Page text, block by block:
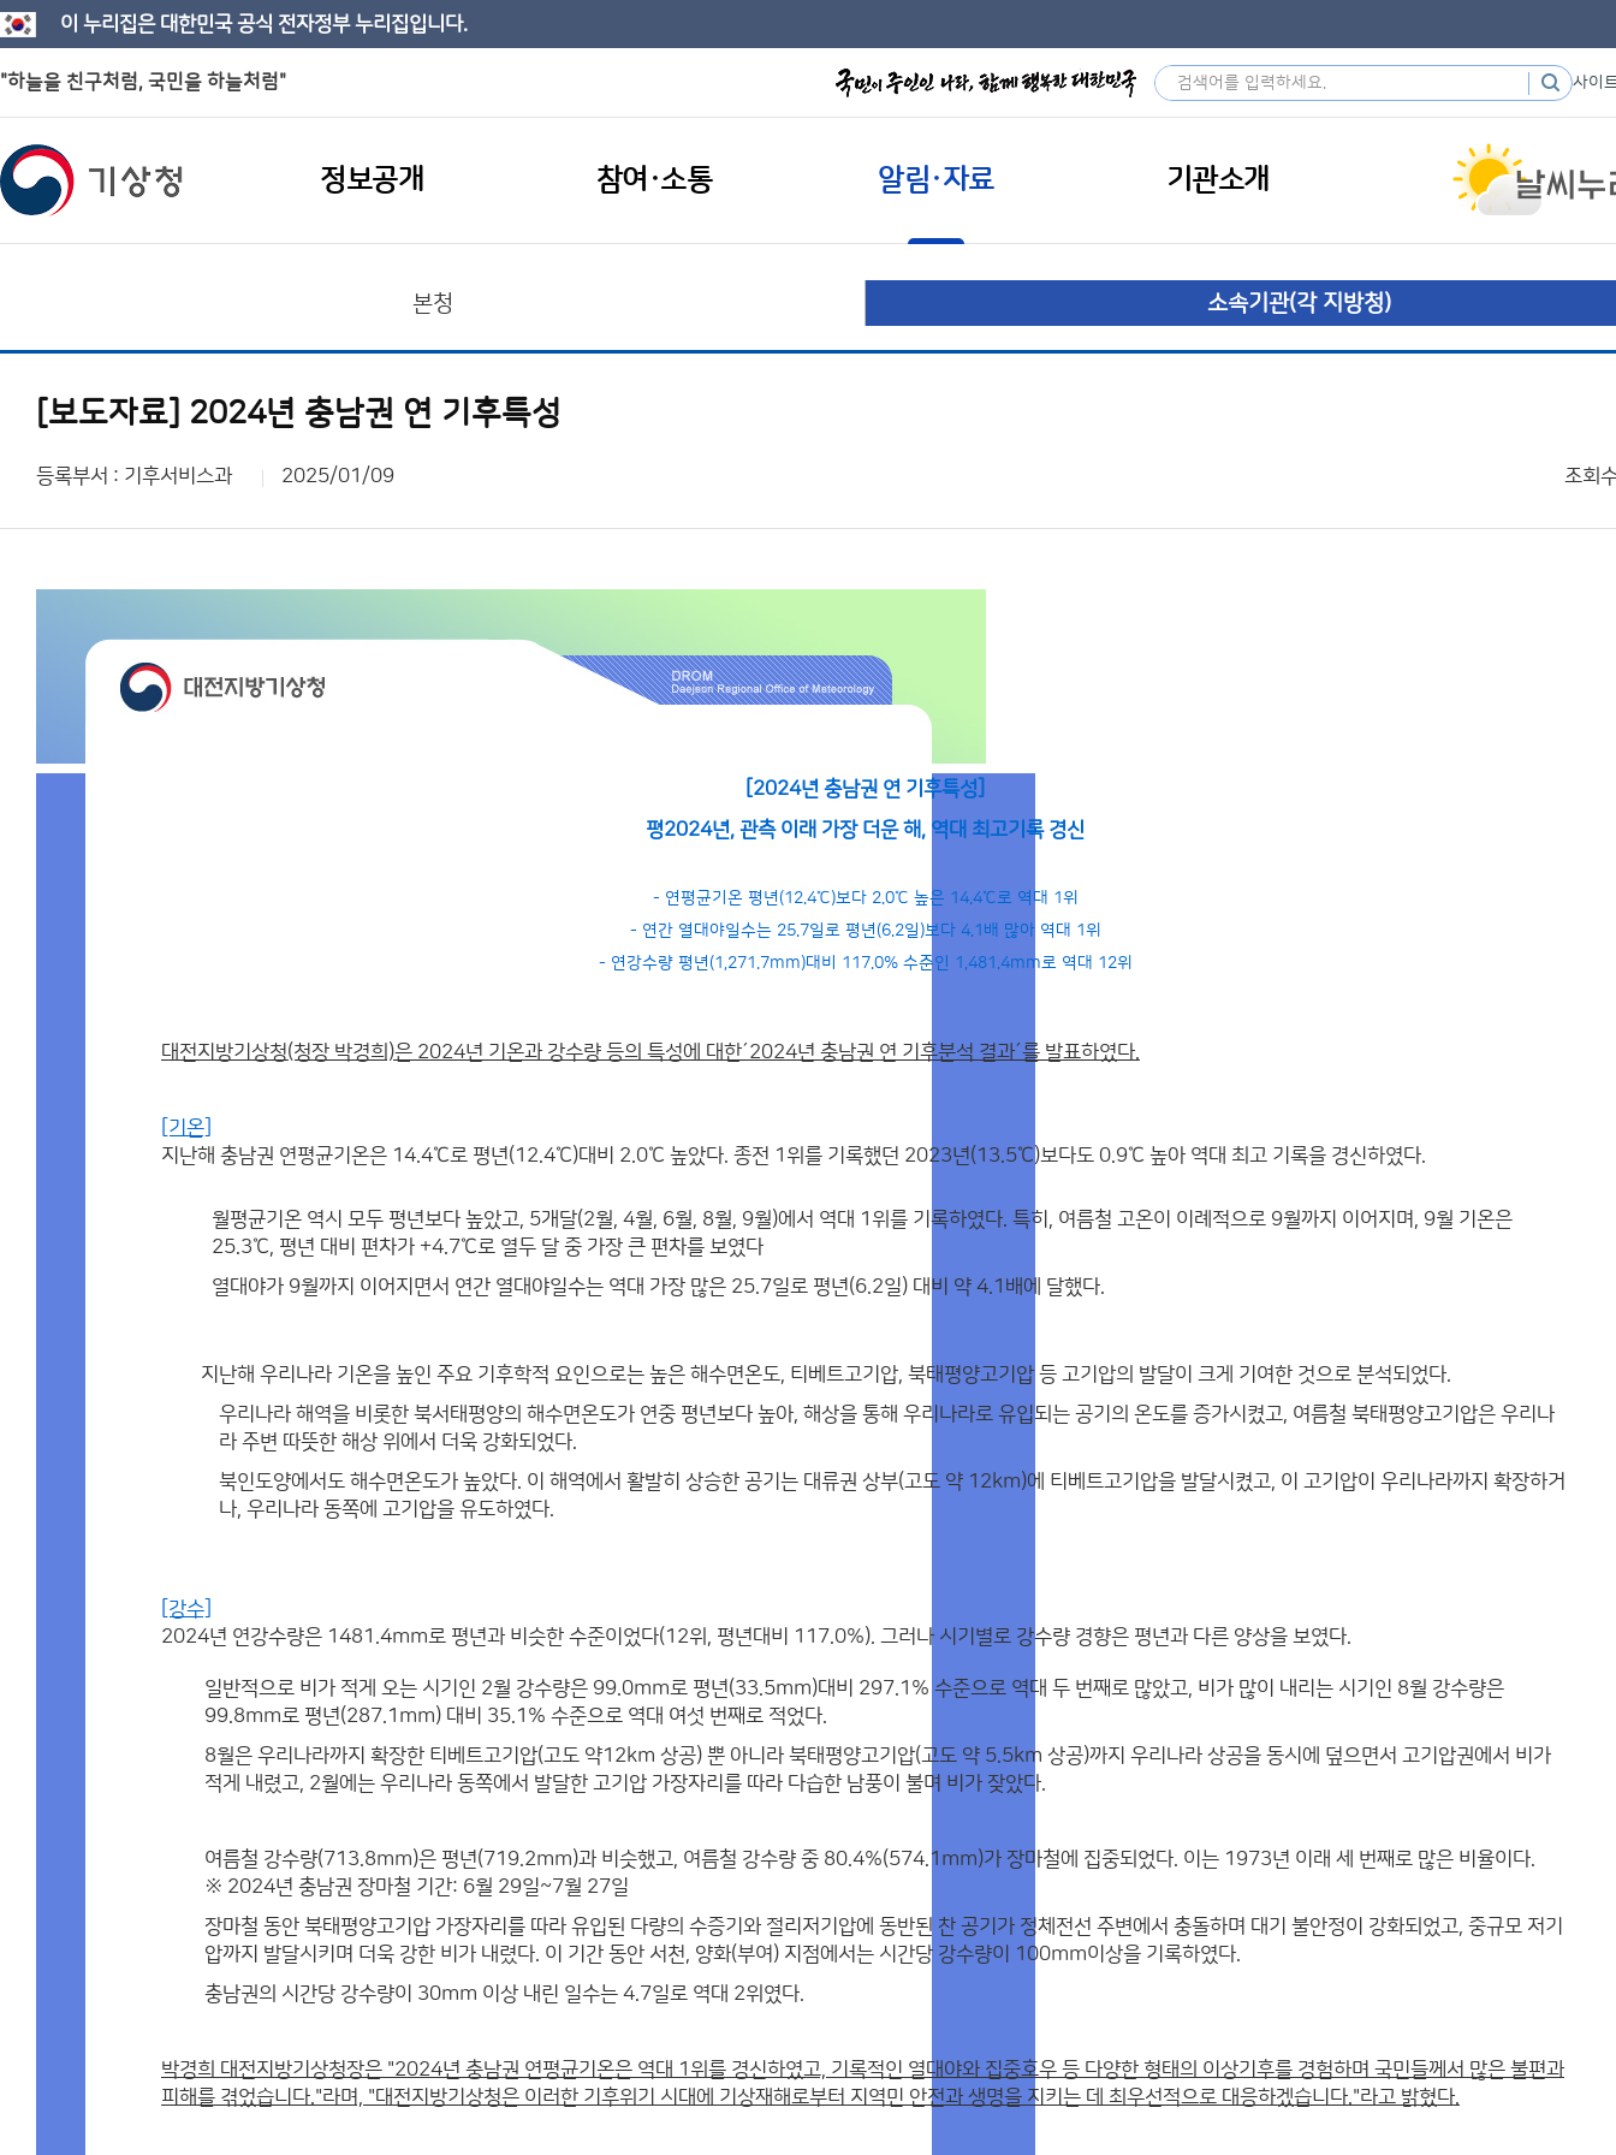
이 누리집은 대한민국 공식 전자정부 누리집입니다.
"하늘을 친구처럼, 국민을 하늘처럼" 사이
정보공개 참여·소통 알림·자료 기관소개
본청 소속기관(각 지방청)
[보도자료] 2024년 충남권 연 기후특성
등록부서 : 기후서비스과 2025/01/09 조회
[2024년 충남권 연 기후특성]
평2024년, 관측 이래 가장 더운 해, 역대 최고기록 경신
- 연평균기온 평년(12.4℃)보다 2.0℃ 높은 14.4℃로 역대 1위
- 연간 열대야일수는 25.7일로 평년(6.2일)보다 4.1배 많아 역대 1위
- 연강수량 평년(1,271.7mm)대비 117.0% 수준인 1,481.4mm로 역대 12위
대전지방기상청(청장 박경희)은 2024년 기온과 강수량 등의 특성에 대한´2024년 충남권 연 기후분석 결과´를 발표하였다.
[기온]
지난해 충남권 연평균기온은 14.4℃로 평년(12.4℃)대비 2.0℃ 높았다. 종전 1위를 기록했던 2023년(13.5℃)보다도 0.9℃ 높아 역대 최고 기록을 경신하였다.
월평균기온 역시 모두 평년보다 높았고, 5개달(2월, 4월, 6월, 8월, 9월)에서 역대 1위를 기록하였다. 특히, 여름철 고온이 이례적으로 9월까지 이어지며, 9월 기온은
25.3℃, 평년 대비 편차가 +4.7℃로 열두 달 중 가장 큰 편차를 보였다
열대야가 9월까지 이어지면서 연간 열대야일수는 역대 가장 많은 25.7일로 평년(6.2일) 대비 약 4.1배에 달했다.
지난해 우리나라 기온을 높인 주요 기후학적 요인으로는 높은 해수면온도, 티베트고기압, 북태평양고기압 등 고기압의 발달이 크게 기여한 것으로 분석되었다.
우리나라 해역을 비롯한 북서태평양의 해수면온도가 연중 평년보다 높아, 해상을 통해 우리나라로 유입되는 공기의 온도를 증가시켰고, 여름철 북태평양고기압은 우리나
라 주변 따뜻한 해상 위에서 더욱 강화되었다.
북인도양에서도 해수면온도가 높았다. 이 해역에서 활발히 상승한 공기는 대류권 상부(고도 약 12km)에 티베트고기압을 발달시켰고, 이 고기압이 우리나라까지 확장하거
나, 우리나라 동쪽에 고기압을 유도하였다.
[강수]
2024년 연강수량은 1481.4mm로 평년과 비슷한 수준이었다(12위, 평년대비 117.0%). 그러나 시기별로 강수량 경향은 평년과 다른 양상을 보였다.
일반적으로 비가 적게 오는 시기인 2월 강수량은 99.0mm로 평년(33.5mm)대비 297.1% 수준으로 역대 두 번째로 많았고, 비가 많이 내리는 시기인 8월 강수량은
99.8mm로 평년(287.1mm) 대비 35.1% 수준으로 역대 여섯 번째로 적었다.
8월은 우리나라까지 확장한 티베트고기압(고도 약12km 상공) 뿐 아니라 북태평양고기압(고도 약 5.5km 상공)까지 우리나라 상공을 동시에 덮으면서 고기압권에서 비가
적게 내렸고, 2월에는 우리나라 동쪽에서 발달한 고기압 가장자리를 따라 다습한 남풍이 불며 비가 잦았다.
여름철 강수량(713.8mm)은 평년(719.2mm)과 비슷했고, 여름철 강수량 중 80.4%(574.1mm)가 장마철에 집중되었다. 이는 1973년 이래 세 번째로 많은 비율이다.
※ 2024년 충남권 장마철 기간: 6월 29일~7월 27일
장마철 동안 북태평양고기압 가장자리를 따라 유입된 다량의 수증기와 절리저기압에 동반된 찬 공기가 정체전선 주변에서 충돌하며 대기 불안정이 강화되었고, 중규모 저기
압까지 발달시키며 더욱 강한 비가 내렸다. 이 기간 동안 서천, 양화(부여) 지점에서는 시간당 강수량이 100mm이상을 기록하였다.
충남권의 시간당 강수량이 30mm 이상 내린 일수는 4.7일로 역대 2위였다.
박경희 대전지방기상청장은 "2024년 충남권 연평균기온은 역대 1위를 경신하였고, 기록적인 열대야와 집중호우 등 다양한 형태의 이상기후를 경험하며 국민들께서 많은 불편과
피해를 겪었습니다."라며, "대전지방기상청은 이러한 기후위기 시대에 기상재해로부터 지역민 안전과 생명을 지키는 데 최우선적으로 대응하겠습니다."라고 밝혔다.